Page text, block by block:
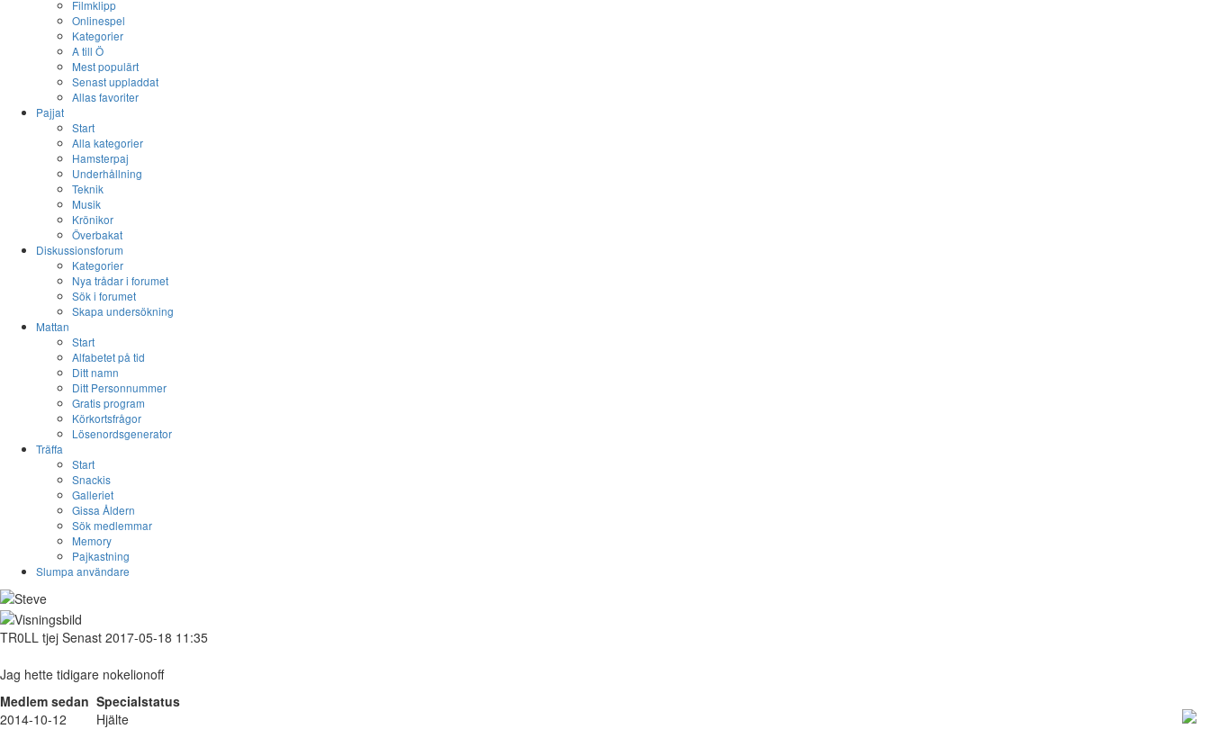
Filmklipp
Onlinespel
Kategorier
A till Ö
Mest populärt
Senast uppladdat
Allas favoriter
Pajjat
Start
Alla kategorier
Hamsterpaj
Underhållning
Teknik
Musik
Krönikor
Överbakat
Diskussionsforum
Kategorier
Nya trådar i forumet
Sök i forumet
Skapa undersökning
Mattan
Start
Alfabetet på tid
Ditt namn
Ditt Personnummer
Gratis program
Körkortsfrågor
Lösenordsgenerator
Träffa
Start
Snackis
Galleriet
Gissa Åldern
Sök medlemmar
Memory
Pajkastning
Slumpa användare
TR0LL tjej Senast 2017-05-18 11:35
Jag hette tidigare nokelionoff
Medlem sedan Specialstatus
2014-10-12
Hjälte